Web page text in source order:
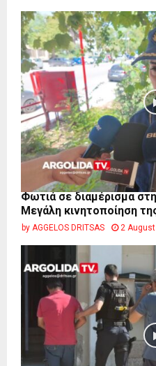
Φωτιά σε διαμέρισμα
Μεγάλη κινητοποίηση
by AGGELOS DRITSAS 2